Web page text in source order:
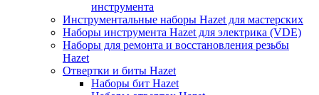
инструмента
Инструментальные наборы Hazet для мастерских
Наборы инструмента Hazet для электрика (VDE)
Наборы для ремонта и восстановления резьбы
Hazet
Отвертки и биты Hazet
Наборы бит Hazet